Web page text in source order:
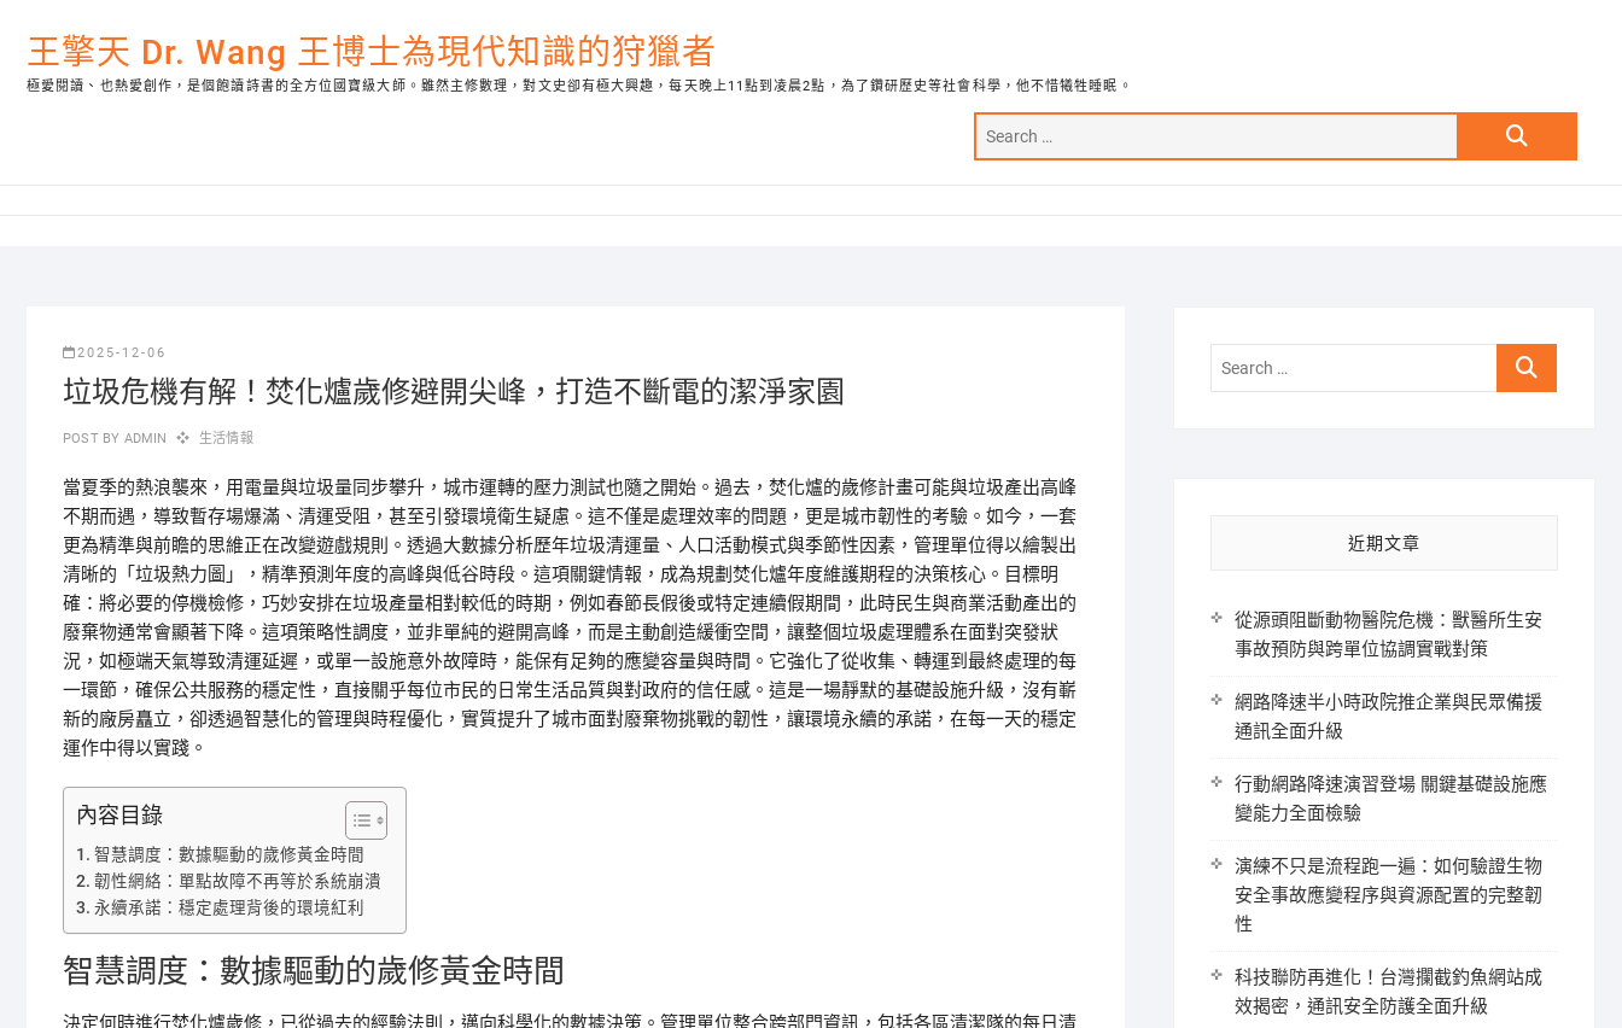
content王擎天 Dr. Wang 王博士為現代知識的狩獵者
極愛閱讀、也熱愛創作，是個飽讀詩書的全方位國寶級大師。雖然主修數理，對文史卻有極大興趣，每天晚上11點到凌晨2點，為了鑽研歷史等社會科學，他不惜犧牲睡眠。
Search
2025-12-06
垃圾危機有解！焚化爐歲修避開尖峰，打造不斷電的潔淨家園
POST BY ADMIN 生活情報
當夏季的熱浪襲來，用電量與垃圾量同步攀升，城市運轉的壓力測試也隨之開始。過去，焚化爐的歲修計畫可能與垃圾產出高峰
不期而遇，導致暫存場爆滿、清運受阻，甚至引發環境衛生疑慮。這不僅是處理效率的問題，更是城市韌性的考驗。如今，一套
更為精準與前瞻的思維正在改變遊戲規則。透過大數據分析歷年垃圾清運量、人口活動模式與季節性因素，管理單位得以繪製出
清晰的「垃圾熱力圖」，精準預測年度的高峰與低谷時段。這項關鍵情報，成為規劃焚化爐年度維護期程的決策核心。目標明
確：將必要的停機檢修，巧妙安排在垃圾產量相對較低的時期，例如春節長假後或特定連續假期間，此時民生與商業活動產出的
廢棄物通常會顯著下降。這項策略性調度，並非單純的避開高峰，而是主動創造緩衝空間，讓整個垃圾處理體系在面對突發狀
況，如極端天氣導致清運延遲，或單一設施意外故障時，能保有足夠的應變容量與時間。它強化了從收集、轉運到最終處理的每
一環節，確保公共服務的穩定性，直接關乎每位市民的日常生活品質與對政府的信任感。這是一場靜默的基礎設施升級，沒有嶄
新的廠房矗立，卻透過智慧化的管理與時程優化，實質提升了城市面對廢棄物挑戰的韌性，讓環境永續的承諾，在每一天的穩定
運作中得以實踐。
內容目錄
智慧調度：數據驅動的歲修黃金時間
韌性網絡：單點故障不再等於系統崩潰
永續承諾：穩定處理背後的環境紅利
智慧調度：數據驅動的歲修黃金時間
決定何時進行焚化爐歲修，已從過去的經驗法則，邁向科學化的數據決策。管理單位整合跨部門資訊，包括各區清潔隊的每日清
Search
近期文章
從源頭阻斷動物醫院危機：獸醫所生安
事故預防與跨單位協調實戰對策
網路降速半小時政院推企業與民眾備援
通訊全面升級
行動網路降速演習登場 關鍵基礎設施應
變能力全面檢驗
演練不只是流程跑一遍：如何驗證生物
安全事故應變程序與資源配置的完整韌
性
科技聯防再進化！台灣攔截釣魚網站成
效揭密，通訊安全防護全面升級